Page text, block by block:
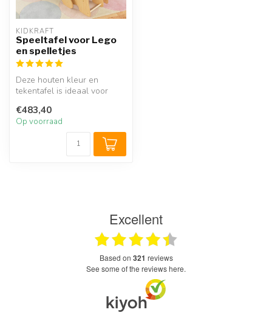
KIDKRAFT
Speeltafel voor Lego
en spelletjes
Deze houten kleur en
tekentafel is ideaal voor
bouwen ma...
€483,40
Op voorraad
Excellent
based on 321 reviews
see some of the reviews here.